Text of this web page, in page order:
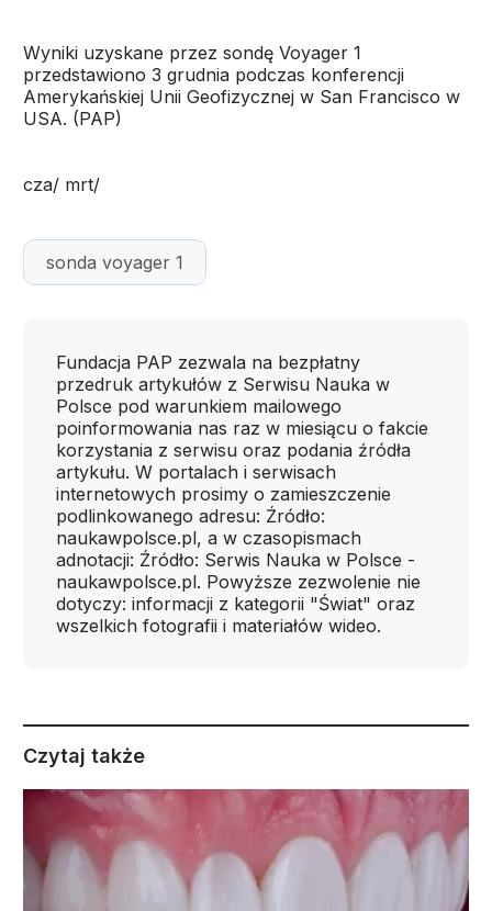
Wyniki uzyskane przez sondę Voyager 1
przedstawiono 3 grudnia podczas konferencji
Amerykańskiej Unii Geofizycznej w San Francisco w
USA. (PAP)
cza/ mrt/
sonda voyager 1
Fundacja PAP zezwala na bezpłatny
przedruk artykułów z Serwisu Nauka w
Polsce pod warunkiem mailowego
poinformowania nas raz w miesiącu o fakcie
korzystania z serwisu oraz podania źródła
artykułu. W portalach i serwisach
internetowych prosimy o zamieszczenie
podlinkowanego adresu: Źródło:
naukawpolsce.pl, a w czasopismach
adnotacji: Źródło: Serwis Nauka w Polsce -
naukawpolsce.pl. Powyższe zezwolenie nie
dotyczy: informacji z kategorii "Świat" oraz
wszelkich fotografii i materiałów wideo.
Czytaj także